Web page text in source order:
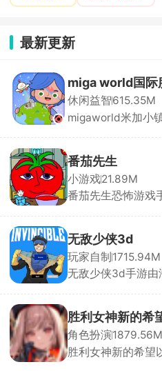
最新更新
miga world国际
休闲益智615.35M
migaworld米加小
探索，与不同的角
卡多个地点场景，
都能点击互动，搭
惊喜彩蛋等你去发
番茄先生
小游戏21.89M
番茄先生恐怖游戏
食物，如若不小心
番茄先生就会触发
种黑化形态，每一
怖氛围，想尽办法
无敌少侠3d
玩家自制1715.94M
无敌少侠3d手游由
不同的地图场景内
力，挑战各种邪恶
斗，顺利完成各种
锁新的技能，不断
胜利女神新的希
角色扮演1879.56M
胜利女神新的希望